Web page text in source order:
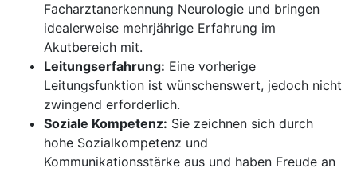
Facharztanerkennung Neurologie und bringen
idealerweise mehrjährige Erfahrung im
Akutbereich mit.
Leitungserfahrung: Eine vorherige
Leitungsfunktion ist wünschenswert, jedoch nicht
zwingend erforderlich.
Soziale Kompetenz: Sie zeichnen sich durch
hohe Sozialkompetenz und
Kommunikationsstärke aus und haben Freude an